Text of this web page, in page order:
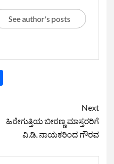
See author's posts
Next
ಹಿರೇಗುತ್ತಿಯ ಬೀರಣ್ಣ ಮಾಸ್ತರರಿಗೆ
ವಿ.ಡಿ. ನಾಯಕರಿಂದ ಗೌರವ